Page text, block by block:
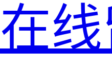
在